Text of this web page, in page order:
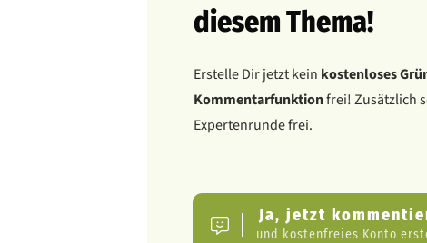
diesem Thema!
Erstelle Dir jetzt kein kostenloses
Kommentarfunktionfrei! Zusätzlich
Expertenrunde frei.
Ja, jetzt
und kostenfreies Konto